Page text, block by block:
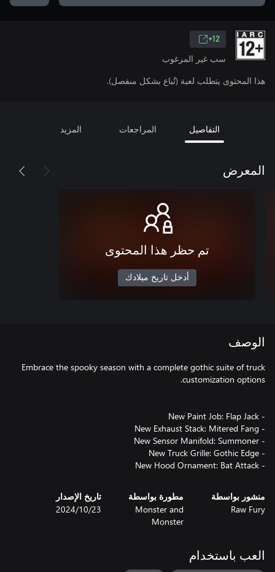
12+
سب غير المرغوب
هذا المحتوى يتطلب لعبة (تُباع بشكل منفصل).
التفاصيل المراجعات المزيد
المعرض
تم حظر هذا المحتوى
أدخل تاريخ ميلادك
الوصف
Embrace the spooky season with a complete gothic suite of truck
- New Hood Ornament: Bat Attack
منشور بواسطة
Raw Fury
مطورة بواسطة
Monster and
Monster
تاريخ الإصدار
23‏/10‏/2024
العب باستخدام